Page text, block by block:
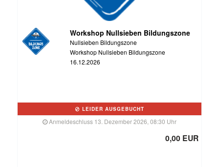
Workshop Nullsieben Bildungszone
Nullsieben Bildungszone
Workshop Nullsieben Bildungszone
16.12.2026
LEIDER AUSGEBUCHT
Anmeldeschluss 13. Dezember 2026, 08:30 Uhr
0,00 EUR